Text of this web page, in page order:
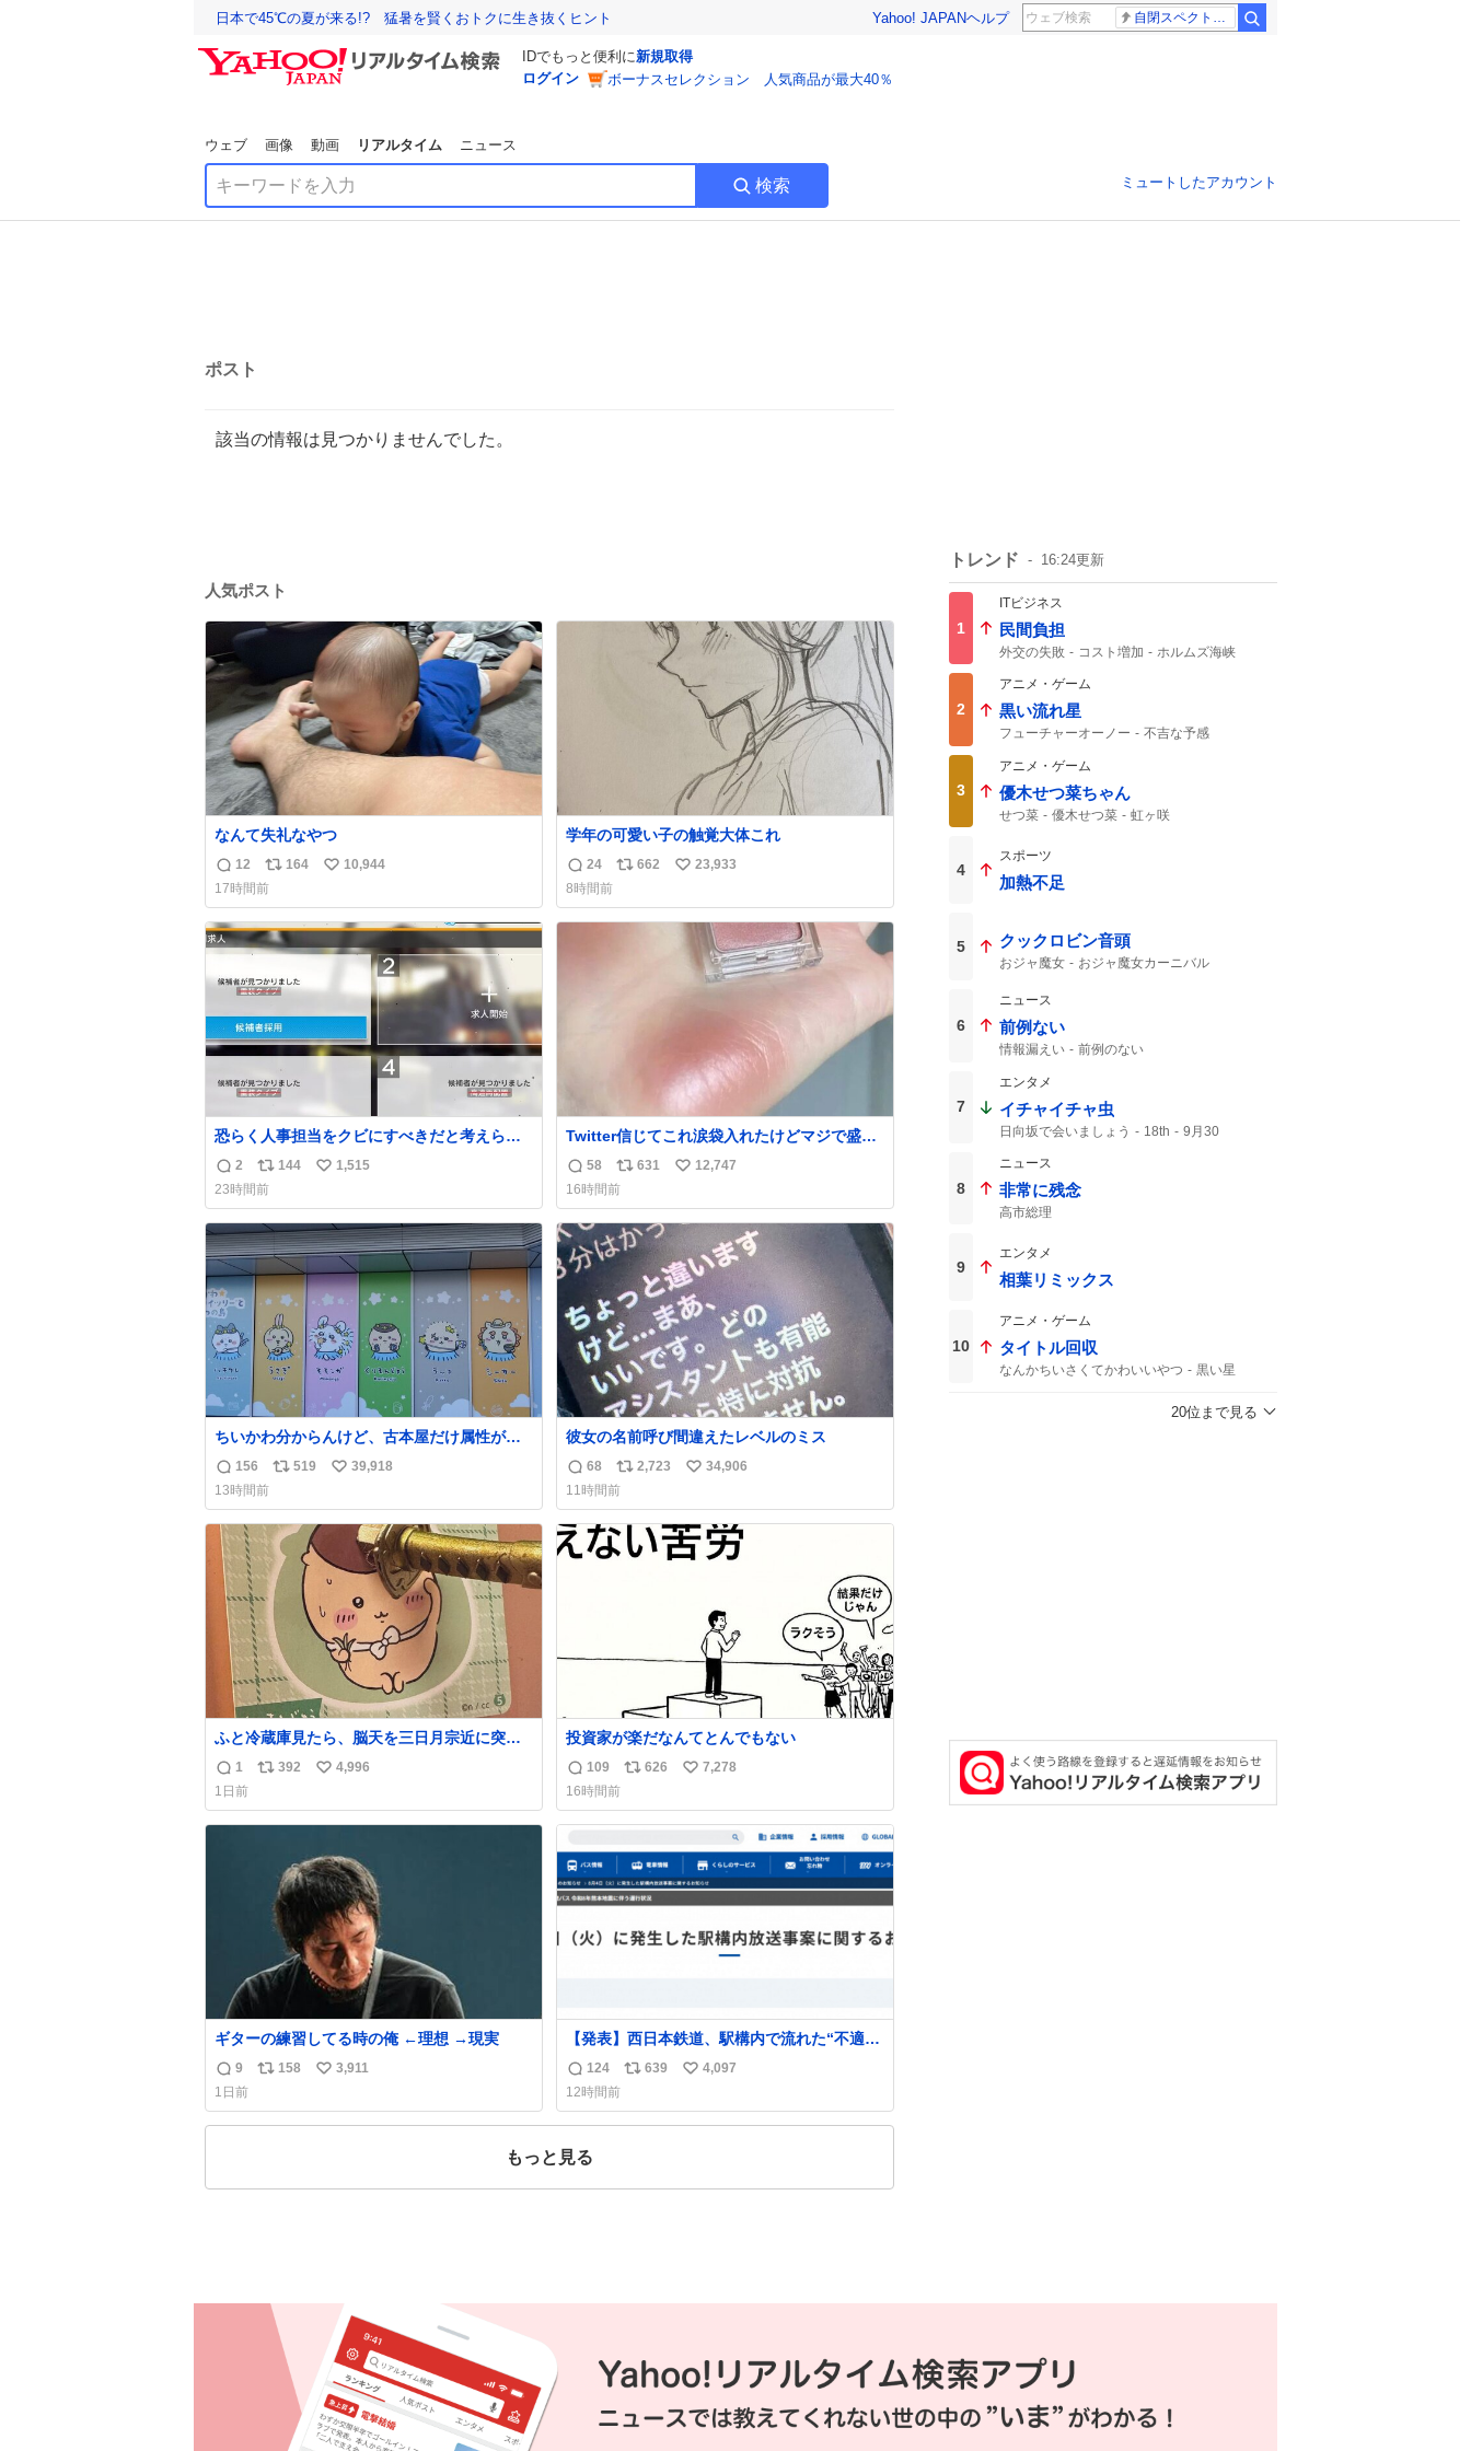
日本で45℃の夏が来る!? 猛暑を賢くおトクに生き抜くヒント Yahoo! JAPANヘルプ 自閉スペクトラム症
IDでもっと便利に新規取得
ログイン
ボーナスセレクション 人気商品が最大40％
ウェブ 画像 動画 リアルタイム ニュース
検索 ミュートしたアカウント
ポスト
該当の情報は見つかりませんでした。
人気ポスト
なんて失礼なやつ
返
信
数
12
リ
ポ
ス
ト
164
い
ね
数
10,944
17時間前
学年の可愛い子の触覚大体これ
返
信
数
24
リ
ス
662
い
ね
23,933
8時間前
恐らく人事担当をクビにすべきだと考えられ
るが‥‥‥
返
信
数
2
リ
ポ
ス
ト
144
い
ね
数
1,515
23時間前
Twitter信じてこれ涙袋入れたけどマジで盛れ
た…ありがとう…
返
信
数
58
リ
ポ
ス
ト
631
い
ね
数
12,747
16時間前
ちいかわ分からんけど、古本屋だけ属性が名
前になってるのはどういうこと？
返
信
数
156
リ
ス
ト
数
519
い
ね
39,918
13時間前
彼女の名前呼び間違えたレベルのミス
返
信
数
68
リ
ポ
ス
ト
2,723
い
ね
数
34,906
11時間前
ふと冷蔵庫見たら、脳天を三日月宗近に突き
刺されてるくりまんじゅうパイセンが
返
信
数
1
リ
ス
392
い
ね
4,996
1日前
投資家が楽だなんてとんでもない
返
信
数
109
リ
ス
数
626
い
ね
7,278
16時間前
ギターの練習してる時の俺 ←理想 →現実
返
信
数
9
リ
ス
158
い
ね
3,911
1日前
【発表】西日本鉄道、駅構内で流れた“不適切
音声”に声明「被害届も検討」
news.livedoor.com/article/detail… 4日に西
鉄福岡（天神）駅および薬院駅で発生した駅
構内放送事案について声明を公表した。「第
に音声が流された可能性も含めて確認を実
返
信
数
124
リ
ス
639
い
ね
4,097
12時間前
もっと見る
トレンド 16:24更新
1
ITビジネス
民間負担
外交の失敗 コスト増加 ホルムズ海峡
2
アニメ・ゲーム
黒い流れ星
フューチャーオーノー
不吉な予感
3
アニメ・ゲーム
優木せつ菜ちゃん
せつ菜 優木せつ菜 虹ヶ咲
4
スポーツ
加熱不足
5 クックロビン音頭
おジャ魔女
おジャ魔女カーニバル
6
ニュース
前例ない
情報漏えい 前例のない
7
エンタメ
イチャイチャ虫
日向坂で会いましょう 18th 9月30
8
ニュース
非常に残念
高市総理
9
エンタメ
相葉リミックス
10
アニメ・ゲーム
タイトル回収
なんかちいさくてかわいいやつ
黒い星
鶴見中尉
20位まで見る